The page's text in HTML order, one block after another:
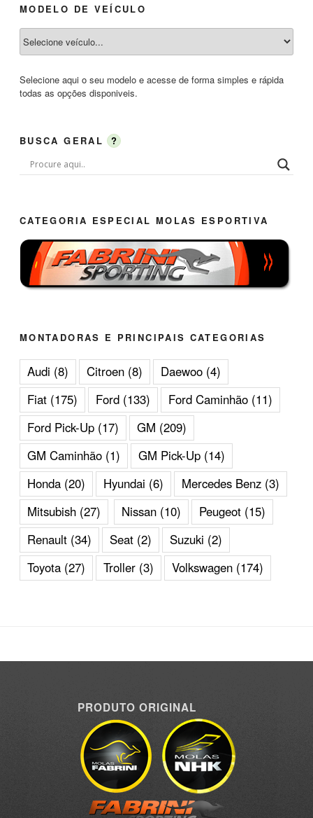
MODELO DE VEÍCULO
Selecione aqui o seu modelo e acesse de forma simples e rápida
todas as opções disponiveis.
BUSCA GERAL ?
CATEGORIA ESPECIAL MOLAS ESPORTIVA
MONTADORAS E PRINCIPAIS CATEGORIAS
Audi (8) Citroen (8) Daewoo (4)
Fiat (175) Ford (133) Ford Caminhão (11)
Ford Pick-Up (17) GM (209)
GM Caminhão (1) GM Pick-Up (14)
Honda (20) Hyundai (6) Mercedes Benz (3)
Mitsubish (27) Nissan (10) Peugeot (15)
Renault (34) Seat (2) Suzuki (2)
Toyota (27) Troller (3) Volkswagen (174)
PRODUTO ORIGINAL